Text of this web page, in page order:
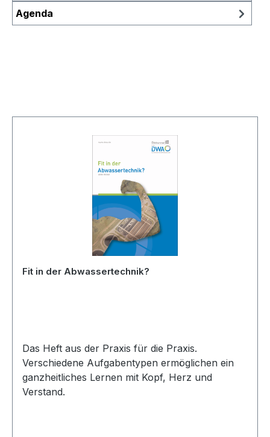
Agenda
Fit in der Abwassertechnik?
Das Heft aus der Praxis für die Praxis.
Verschiedene Aufgabentypen ermöglichen ein
ganzheitliches Lernen mit Kopf, Herz und
Verstand.